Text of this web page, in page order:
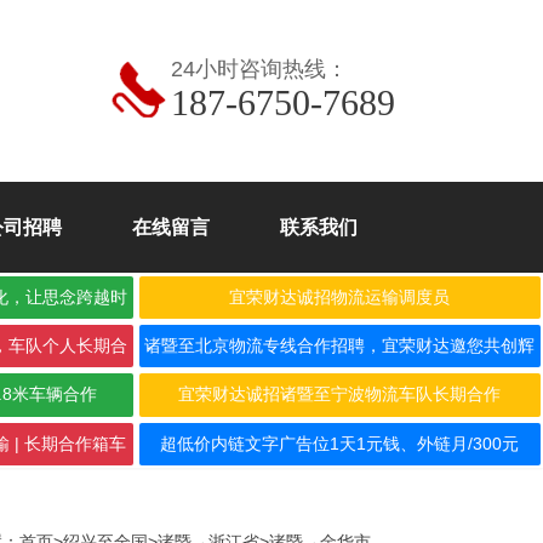
24小时咨询热线：
187-6750-7689
招聘 在线留言 联系我们
，让思念跨越时 宜荣财达诚招物流运输调度员
车队个人长期合 诸暨至北京物流专线合作招聘，宜荣财达邀您共创辉
煌！
米车辆合作 宜荣财达诚招诸暨至宁波物流车队长期合作
| 长期合作箱车 超低价内链文字广告位1天1元钱、外链月/300元